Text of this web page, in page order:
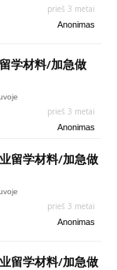
prieš 3 metai
Anonimas
学材料/加急做
prieš 3 metai
Anonimas
留学材料/加急做
prieš 3 metai
Anonimas
留学材料/加急做